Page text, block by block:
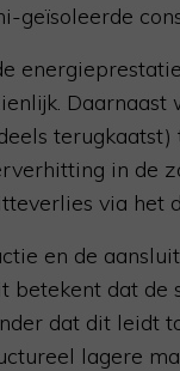
geïsoleerde
in de
via het
en de
betekent dat
dat dit leidt
lagere